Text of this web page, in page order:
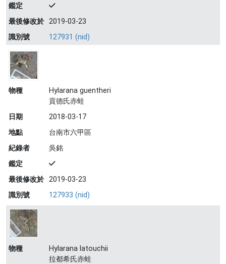
鑑定
最後修改於 2019-03-23
識別號
127931 (nid)
物種
Hylarana guentheri
貢德氏赤蛙
日期
2018-03-17
地點
台南市六甲區
紀錄者
吳銘
鑑定
最後修改於 2019-03-23
識別號
127933 (nid)
物種
Hylarana latouchii
拉都希氏赤蛙